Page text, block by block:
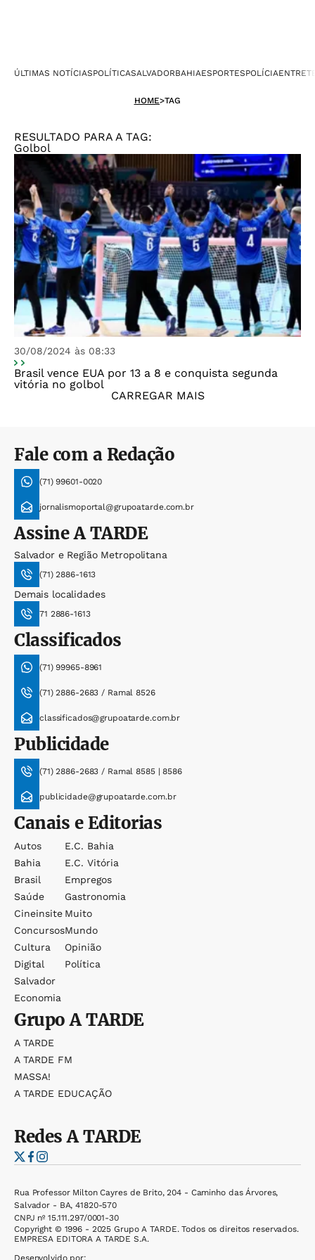
ÚLTIMAS NOTÍCIASPOLÍTICASALVADORBAHIAESPORTESPOLÍCIA
HOME>TAG
RESULTADO PARA A TAG:
Golbol
30/08/2024 às 08:33
Brasil vence EUA por 13 a 8 e conquista segunda
vitória no golbol
CARREGAR MAIS
Fale com a Redação
(71) 99601-0020
jornalismoportal@grupoatarde.com.br
AssineA TARDE
Salvador e Região Metropolitana
(71) 2886-1613
Demais localidades
71 2886-1613
Classificados
(71) 99965-8961
(71) 2886-2683 / Ramal 8526
classificados@grupoatarde.com.br
Publicidade
(71) 2886-2683 / Ramal 8585 | 8586
publicidade@grupoatarde.com.br
Canais e Editorias
Autos
Bahia
Brasil
Saúde
Cineinsite
Concursos
Cultura
Digital
Salvador
Economia
E.c. Bahia
E.c. Vitória
Empregos
Gastronomia
Muito
Mundo
Opinião
Política
GrupoA TARDE
A TARDE
A TARDE FM
MASSA!
A TARDE EDUCAÇÃO
RedesA TARDE
Rua Professor Milton Cayres de Brito, 204 - Caminho das Árvores,
Salvador - BA, 41820-570
CNPJ nº 15.111.297/0001-30
Copyright © 1996 - 2025 Grupo A TARDE. Todos os direitos reservados.
EMPRESA EDITORA A TARDE S.A.
Desenvolvido por: